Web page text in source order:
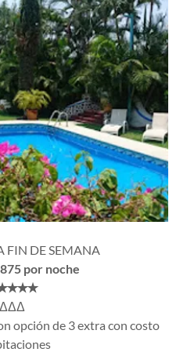
FIN DE SEMANA
por noche
ΔΔΔ
opción de 3 extra con costo